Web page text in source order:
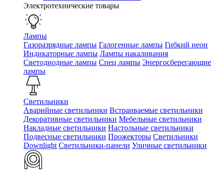
Электротехнические товары
Лампы
Газоразрядные лампы Галогенные лампы Гибкий неон
Индикаторные лампы Лампы накаливания
Светодиодные лампы Спец лампы Энергосберегающие
лампы
Светильники
Аварийные светильники Встраиваемые светильники
Декоративные светильники Мебельные светильники
Накладные светильники Настольные светильники
Подвесные светильники Прожекторы Светильники
Downlight Светильники-панели Уличные светильники